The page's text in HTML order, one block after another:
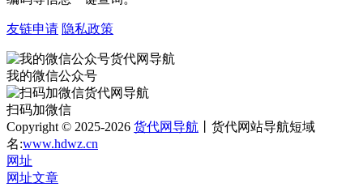
友链申请 隐私政策
我的微信公众号
扫码加微信
Copyright © 2025-2026 货代网导航 丨货代网站导航短域
名:www.hdwz.cn
网址
网址文章